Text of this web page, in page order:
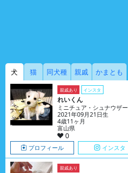
犬 猫 同犬種 親戚 かまとも
親戚あり インスタ
れいくん
ミニチュア・シュナウザー
2021年09月21日生
4歳11ヶ月
富山県
0
プロフィール インスタ
親戚あり